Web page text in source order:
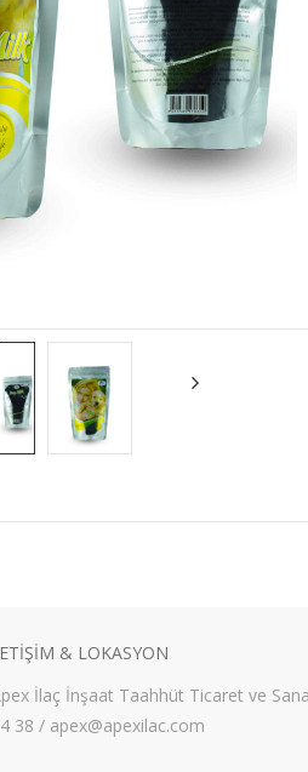
& LOKASYON
İlaç İnşaat Taahhüt Ticaret ve
38 / apex@apexilac.com